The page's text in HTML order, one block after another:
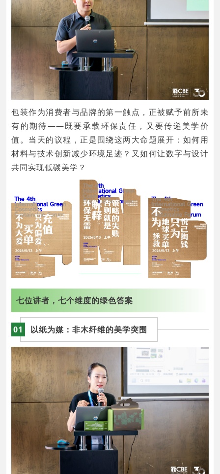
包装作为消费者与品牌的第一触点，正被赋予前所未
有的期待——既要承载环保责任，又要传递美学价
值。当天的议程，正是围绕这两大命题展开：如何用
材料与技术创新减少环境足迹？又如何让数字与设计
共同实现低碳美学？
七位讲者，七个维度的绿色答案
01 以纸为媒：非木纤维的美学突围